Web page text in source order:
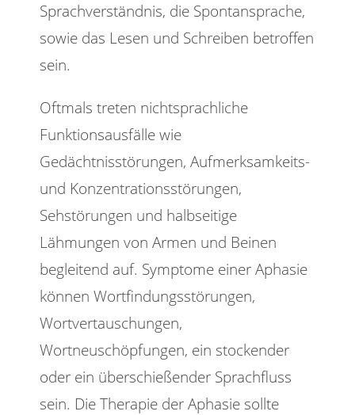
Sprachverständnis, die Spontansprache,
sowie das Lesen und Schreiben betroffen
sein.
Oftmals treten nichtsprachliche
Funktionsausfälle wie
Gedächtnisstörungen, Aufmerksamkeits-
und Konzentrationsstörungen,
Sehstörungen und halbseitige
Lähmungen von Armen und Beinen
begleitend auf. Symptome einer Aphasie
können Wortfindungsstörungen,
Wortvertauschungen,
Wortneuschöpfungen, ein stockender
oder ein überschießender Sprachfluss
sein. Die Therapie der Aphasie sollte